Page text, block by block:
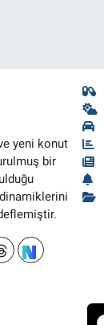
yeni konut
bir